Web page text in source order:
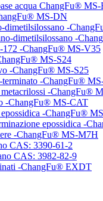
acqua ChangFu® MS-
MS-DN
dimetilsilossano -
dimetilsilossano -
172 -ChangFu® MS-V35
MS-S24
-ChangFu® MS-S25
terminato -ChangFu®
-ChangFu®
-ChangFu® MS-CAT
-ChangFu®
epossidica -
-ChangFu® MS-M7H
CAS: 3390-61-2
CAS: 3982-82-9
-ChangFu® EXDT